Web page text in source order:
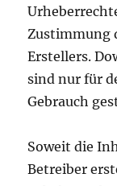
Zustimmung
Erstellers.
sind nur für
Gebrauch
Soweit die
Betreiber